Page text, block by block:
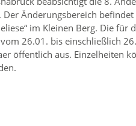
Änderungsbereich
im Kleinen Berg. Die
26.01. bis einschließlich
öffentlich aus. Einzelheiten